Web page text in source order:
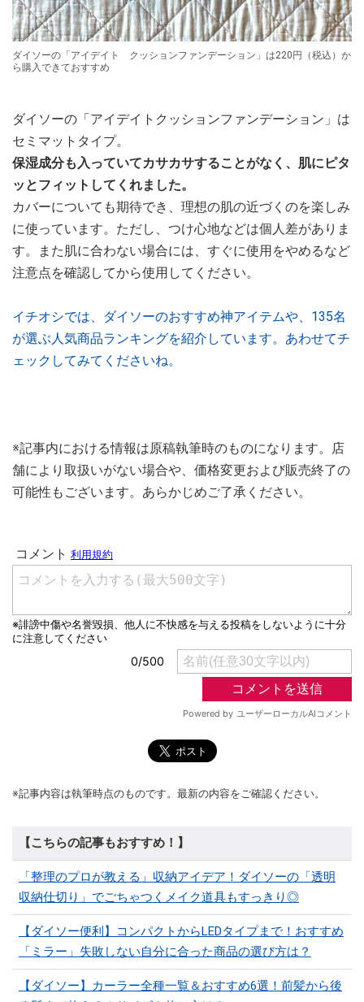
ダイソーの「アイデイト クッションファンデーション」は220円（税込）か
ら購入できておすすめ
ダイソーの「アイデイトクッションファンデーション」は
セミマットタイプ。
保湿成分も入っていてカサカサすることがなく、肌にピタ
ッとフィットしてくれました。
カバーについても期待でき、理想の肌の近づくのを楽しみ
に使っています。ただし、つけ心地などは個人差がありま
す。また肌に合わない場合には、すぐに使用をやめるなど
注意点を確認してから使用してください。
イチオシでは、ダイソーのおすすめ神アイテムや、135名
が選ぶ人気商品ランキングを紹介しています。あわせてチ
ェックしてみてくださいね。
※記事内における情報は原稿執筆時のものになります。店
舗により取扱いがない場合や、価格変更および販売終了の
可能性もございます。あらかじめご了承ください。
※記事内容は執筆時点のものです。最新の内容をご確認ください。
【こちらの記事もおすすめ！】
「整理のプロが教える」収納アイデア！ダイソーの「透明
収納仕切り」でごちゃつくメイク道具もすっきり◎
【ダイソー便利】コンパクトからLEDタイプまで！おすすめ
「ミラー」失敗しない自分に合った商品の選び方は？
【ダイソー】カーラー全種一覧＆おすすめ6選！前髪から後